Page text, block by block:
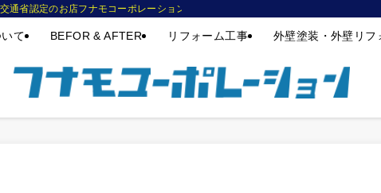
省認定のお店フナモコーポレーション。姫路市の方で初めての外壁塗装、屋根
て BEFOR & AFTER リフォーム工事 外壁塗装・外壁リフ